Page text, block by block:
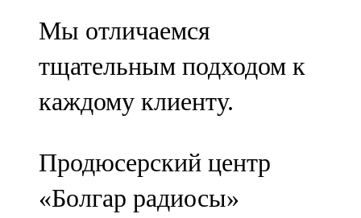
Мы отличаемся
тщательным подходом к
каждому клиенту.
Продюсерский центр
«Болгар радиосы»